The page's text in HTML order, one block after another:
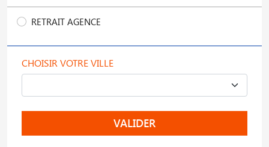
RETRAIT AGENCE
CHOISIR VOTRE VILLE
VALIDER